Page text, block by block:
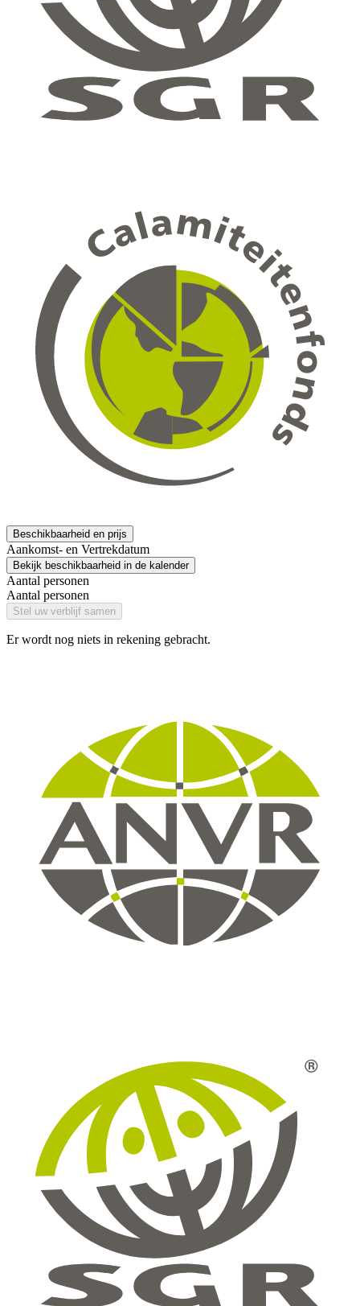
Beschikbaarheid en prijs
Aankomst- en Vertrekdatum
Bekijk beschikbaarheid in de kalender
Aantal personen
Aantal personen
Stel uw verblijf samen
Er wordt nog niets in rekening gebracht.